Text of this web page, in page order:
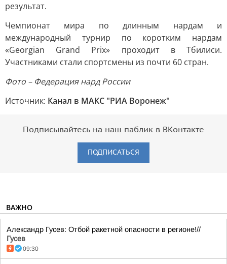
результат.
Чемпионат мира по длинным нардам и
международный турнир по коротким нардам
«Georgian Grand Prix» проходит в Тбилиси.
Участниками стали спортсмены из почти 60 стран.
Фото – Федерация нард России
Источник: Канал в МАКС "РИА Воронеж"
Подписывайтесь на наш паблик в ВКонтакте
ПОДПИСАТЬСЯ
ВАЖНО
Александр Гусев: Отбой ракетной опасности в регионе!//
Гусев
09:30